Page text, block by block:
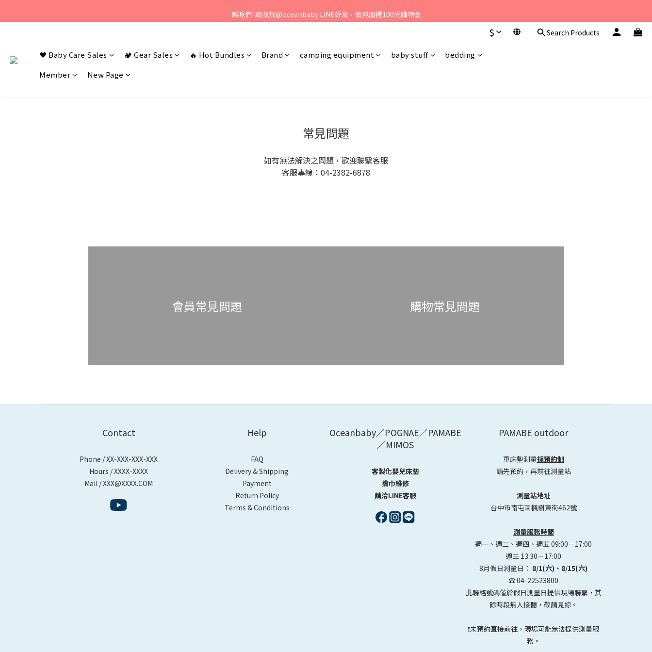
若您有任何問題、歡迎聯絡客服專線：04-2382-6878，服務時間：周一至周五 早上9點 至 下午6點。
媽咪們! 點我加@oceanbaby LINE好友，領見面禮100元購物金
$ Search Products
❤️ Baby Care Sales 🏕️ Gear Sales 🔥 Hot Bundles Brand camping equipment baby stuff
bedding
Member
New Page
常見問題
如有無法解決之問題，歡迎聯繫客服
客服專線：04-2382-6878
會員常見問題 購物常見問題
Contact
Phone / XX-XXX-XXX-XXX
Hours / XXXX-XXXX
Mail / XXX@XXXX.COM
Help
FAQ
Delivery & Shipping
Payment
Return Policy
Terms & Conditions
Oceanbaby／POGNAE／PAMABE
／MIMOS
客製化嬰兒床墊
揹巾維修
請洽LINE客服
PAMABE outdoor
車床墊測量採預約制
請先預約，再前往測量站
測量站地址
台中市南屯區楓樹東街462號
測量服務時間
週一、週二、週四、週五 09:00－17:00
週三 13:30－17:00
8月假日測量日： 8/1(六)、8/15(六)
☎️ 04-22523800
此聯絡號碼僅於假日測量日提供現場聯繫，其
餘時段無人接聽，敬請見諒。
❗未預約直接前往，現場可能無法提供測量服
務。